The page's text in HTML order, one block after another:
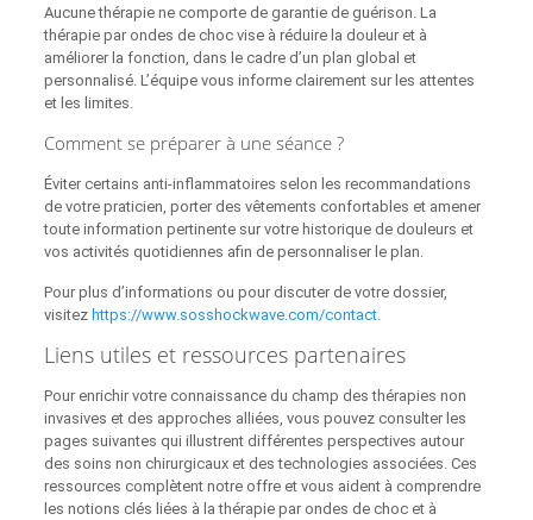
Aucune thérapie ne comporte de garantie de guérison. La
thérapie par ondes de choc vise à réduire la douleur et à
améliorer la fonction, dans le cadre d’un plan global et
personnalisé. L’équipe vous informe clairement sur les attentes
et les limites.
Comment se préparer à une séance ?
Éviter certains anti‑inflammatoires selon les recommandations
de votre praticien, porter des vêtements confortables et amener
toute information pertinente sur votre historique de douleurs et
vos activités quotidiennes afin de personnaliser le plan.
Pour plus d’informations ou pour discuter de votre dossier,
visitez https://www.sosshockwave.com/contact.
Liens utiles et ressources partenaires
Pour enrichir votre connaissance du champ des thérapies non
invasives et des approches alliées, vous pouvez consulter les
pages suivantes qui illustrent différentes perspectives autour
des soins non chirurgicaux et des technologies associées. Ces
ressources complètent notre offre et vous aident à comprendre
les notions clés liées à la thérapie par ondes de choc et à